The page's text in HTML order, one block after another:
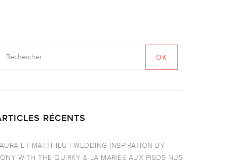
RÉCENTS
ET MATTHIEU | WEDDING INSPIRATION BY
WITH THE QUIRKY & LA MARIÉE AUX PIEDS NUS